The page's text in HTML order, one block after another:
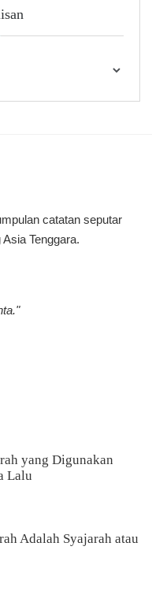
catatan seputar
Tenggara.
yang Digunakan
Lalu
Adalah Syajarah atau